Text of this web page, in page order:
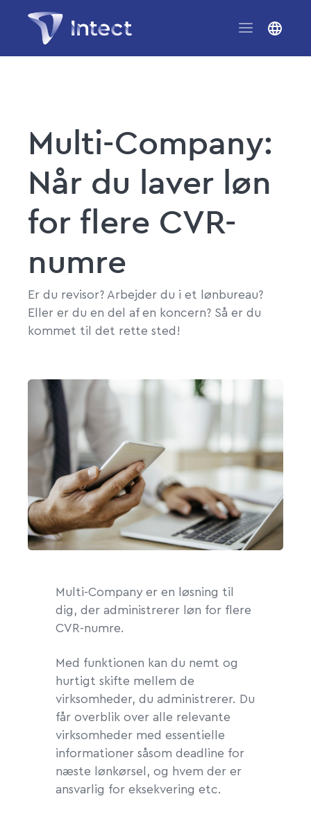
Multi-Company:
Når du laver løn
for flere CVR-
numre
Er du revisor? Arbejder du i et lønbureau?
Eller er du en del af en koncern? Så er du
kommet til det rette sted!
Multi-Company er en løsning til
dig, der administrerer løn for flere
CVR-numre.
Med funktionen kan du nemt og
hurtigt skifte mellem de
virksomheder, du administrerer. Du
får overblik over alle relevante
virksomheder med essentielle
informationer såsom deadline for
næste lønkørsel, og hvem der er
ansvarlig for eksekvering etc.